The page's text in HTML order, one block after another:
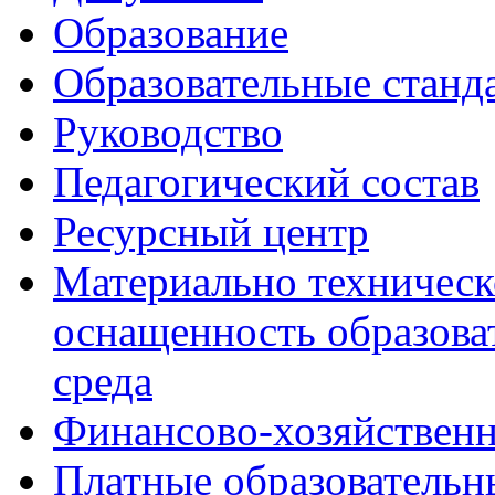
Образование
Образовательные
Руководство
Педагогический состав
Ресурсный центр
Материально
оснащенность
среда
Финансово-
Платные